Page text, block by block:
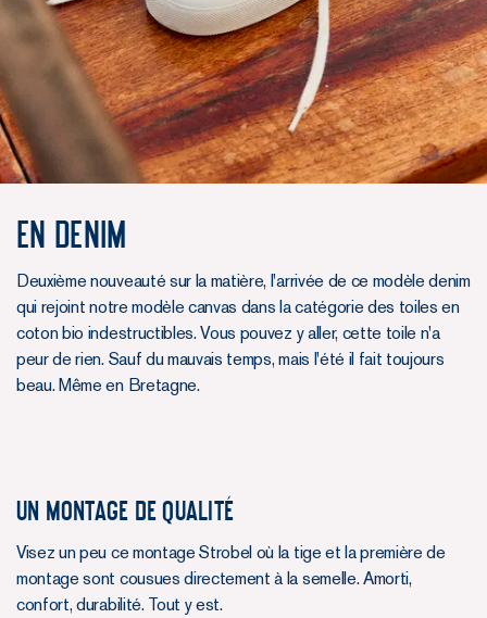
en denim
Deuxième nouveauté sur la matière, l'arrivée de ce modèle denim
qui rejoint notre modèle canvas dans la catégorie des toiles en
coton bio indestructibles. Vous pouvez y aller, cette toile n'a
peur de rien. Sauf du mauvais temps, mais l'été il fait toujours
beau. Même en Bretagne.
un montage de qualité
Visez un peu ce montage Strobel où la tige et la première de
montage sont cousues directement à la semelle. Amorti,
confort, durabilité. Tout y est.